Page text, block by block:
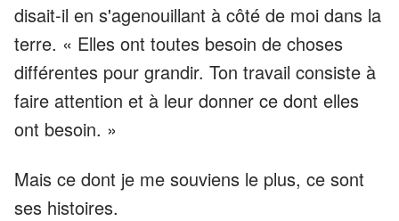
disait-il en s'agenouillant à côté de moi dans la
terre. « Elles ont toutes besoin de choses
différentes pour grandir. Ton travail consiste à
faire attention et à leur donner ce dont elles
ont besoin. »
Mais ce dont je me souviens le plus, ce sont
ses histoires.